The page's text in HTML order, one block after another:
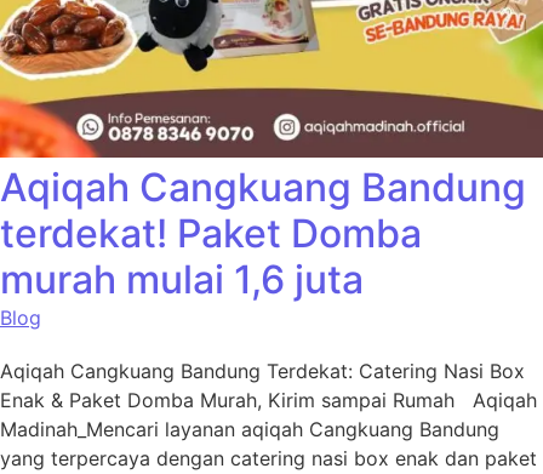
Aqiqah Cangkuang Bandung
terdekat! Paket Domba
murah mulai 1,6 juta
Blog
Aqiqah Cangkuang Bandung Terdekat: Catering Nasi Box
Enak & Paket Domba Murah, Kirim sampai Rumah Aqiqah
Madinah_Mencari layanan aqiqah Cangkuang Bandung
yang terpercaya dengan catering nasi box enak dan paket